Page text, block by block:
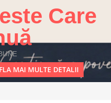
Care
MAI MULTE DETALII